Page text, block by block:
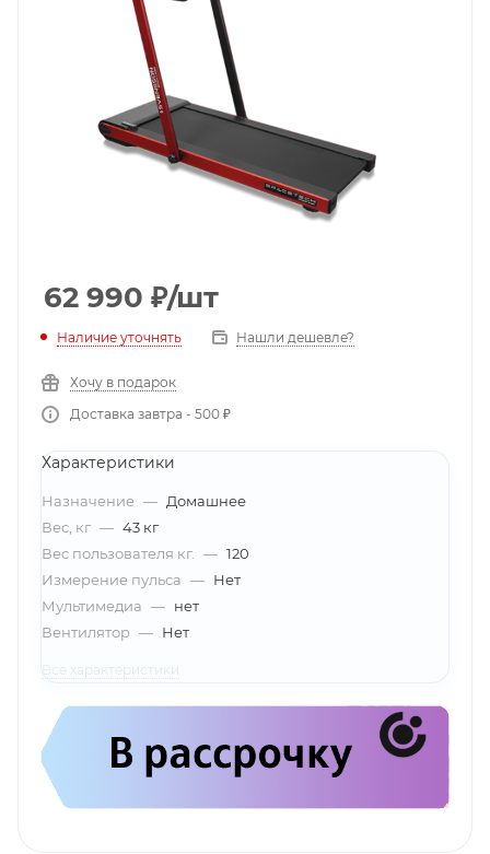
62 990 ₽/шт
Наличие уточнять Нашли дешевле?
Хочу в подарок
Доставка завтра - 500 ₽
Характеристики
Назначение — Домашнее
Вес, кг — 43 кг
Вес пользователя кг.
— 120
Измерение пульса — Нет
Мультимедиа — нет
Вентилятор — Нет
Все характеристики